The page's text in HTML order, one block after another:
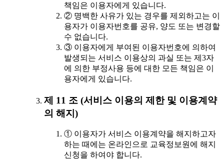
책임은 이용자에게 있습니다.
② 명백한 사유가 있는 경우를 제외하고는 이
용자가 이용자번호를 공유, 양도 또는 변경할
수 없습니다.
③ 이용자에게 부여된 이용자번호에 의하여
발생되는 서비스 이용상의 과실 또는 제3자
에 의한 부정사용 등에 대한 모든 책임은 이
용자에게 있습니다.
제 11 조 (서비스 이용의 제한 및 이용계약
의 해지)
① 이용자가 서비스 이용계약을 해지하고자
하는 때에는 온라인으로 교육정보원에 해지
신청을 하여야 합니다.